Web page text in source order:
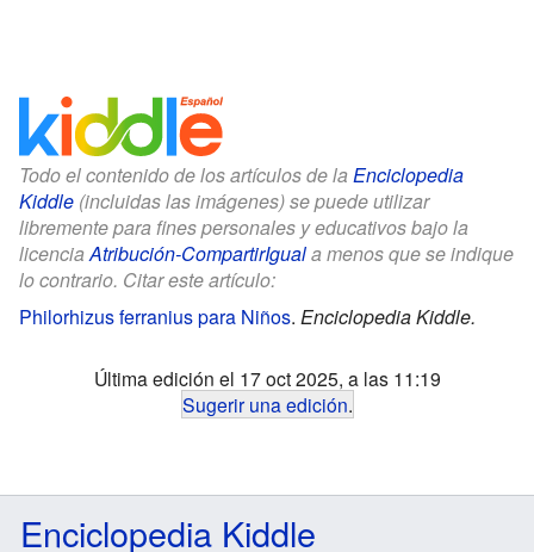
Todo el contenido de los artículos de la Enciclopedia
Kiddle (incluidas las imágenes) se puede utilizar
libremente para fines personales y educativos bajo la
licenciaAtribución-CompartirIguala menos que se indique
lo contrario. Citar este artículo:
Philorhizus ferranius para Niños. Enciclopedia Kiddle.
Última edición el 17 oct 2025, a las 11:19
Sugerir una edición.
Enciclopedia Kiddle